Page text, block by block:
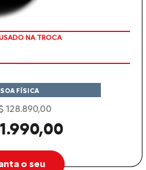
ZERO
FÍSICA
128.890,00
o seu